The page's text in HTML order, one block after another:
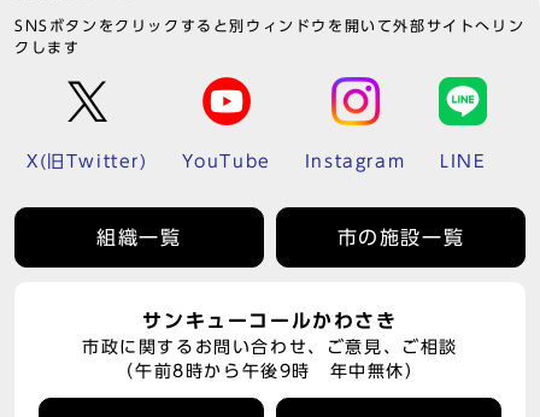
SNSボタンをクリックすると別ウィンドウを開いて外部サイトへリン
クします
X(旧Twitter) YouTube Instagram LINE
組織一覧 市の施設一覧
サンキューコールかわさき
市政に関するお問い合わせ、ご意見、ご相談
（午前8時から午後9時 年中無休）